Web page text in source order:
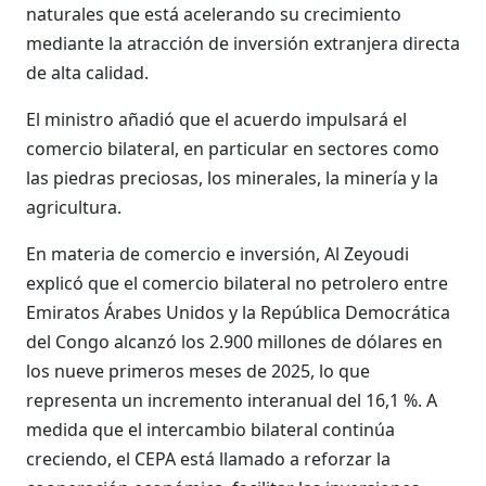
naturales que está acelerando su crecimiento
mediante la atracción de inversión extranjera directa
de alta calidad.
El ministro añadió que el acuerdo impulsará el
comercio bilateral, en particular en sectores como
las piedras preciosas, los minerales, la minería y la
agricultura.
En materia de comercio e inversión, Al Zeyoudi
explicó que el comercio bilateral no petrolero entre
Emiratos Árabes Unidos y la República Democrática
del Congo alcanzó los 2.900 millones de dólares en
los nueve primeros meses de 2025, lo que
representa un incremento interanual del 16,1 %. A
medida que el intercambio bilateral continúa
creciendo, el CEPA está llamado a reforzar la